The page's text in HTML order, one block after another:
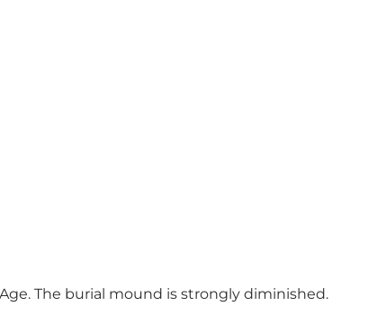
The burial mound is strongly diminished.